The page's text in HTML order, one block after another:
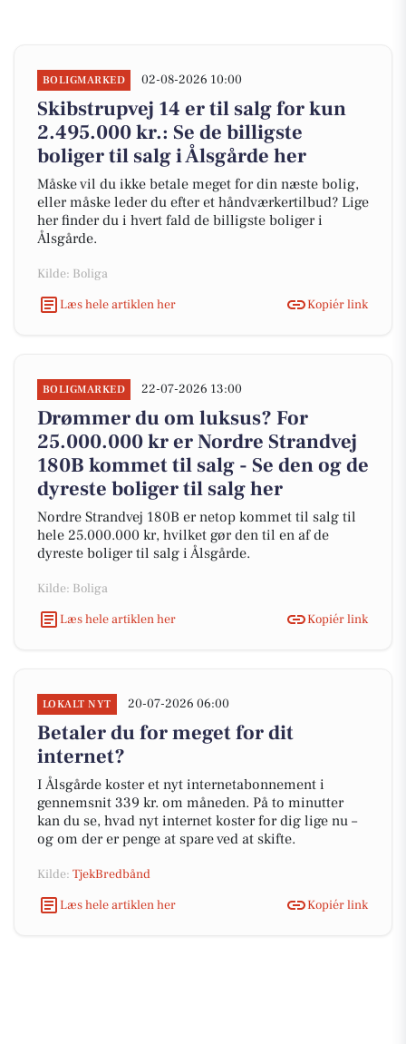
BOLIGMARKED 02-08-2026 10:00
Skibstrupvej 14 er til salg for kun
2.495.000 kr.: Se de billigste
boliger til salg i Ålsgårde her
Måske vil du ikke betale meget for din næste bolig,
eller måske leder du efter et håndværkertilbud? Lige
her finder du i hvert fald de billigste boliger i
Ålsgårde.
Kilde: Boliga
Læs hele artiklen her
Kopiér link
BOLIGMARKED 22-07-2026 13:00
Drømmer du om luksus? For
25.000.000 kr er Nordre Strandvej
180B kommet til salg - Se den og de
dyreste boliger til salg her
Nordre Strandvej 180B er netop kommet til salg til
hele 25.000.000 kr, hvilket gør den til en af de
dyreste boliger til salg i Ålsgårde.
Kilde: Boliga
Læs hele artiklen her
Kopiér link
LOKALT NYT 20-07-2026 06:00
Betaler du for meget for dit
internet?
I Ålsgårde koster et nyt internetabonnement i
gennemsnit 339 kr. om måneden. På to minutter
kan du se, hvad nyt internet koster for dig lige nu –
og om der er penge at spare ved at skifte.
Kilde: TjekBredbånd
Læs hele artiklen her
Kopiér link